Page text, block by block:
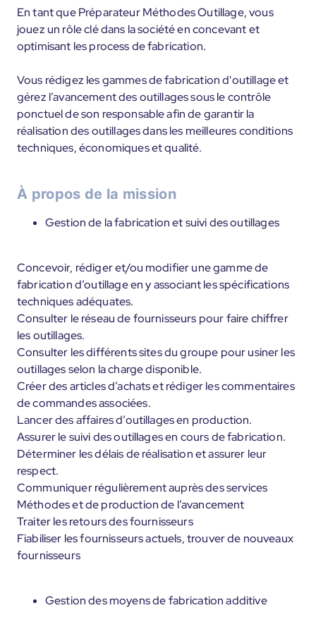
En tant que Préparateur Méthodes Outillage, vous
jouez un rôle clé dans la société en concevant et
optimisant les process de fabrication.
Vous rédigez les gammes de fabrication d'outillage et
gérez l’avancement des outillages sous le contrôle
ponctuel de son responsable afin de garantir la
réalisation des outillages dans les meilleures conditions
techniques, économiques et qualité.
À propos de la mission
Gestion de la fabrication et suivi des outillages
Concevoir, rédiger et/ou modifier une gamme de
fabrication d’outillage en y associant les spécifications
techniques adéquates.
Consulter le réseau de fournisseurs pour faire chiffrer
les outillages.
Consulter les différents sites du groupe pour usiner les
outillages selon la charge disponible.
Créer des articles d’achats et rédiger les commentaires
de commandes associées.
Lancer des affaires d’outillages en production.
Assurer le suivi des outillages en cours de fabrication.
Déterminer les délais de réalisation et assurer leur
respect.
Communiquer régulièrement auprès des services
Méthodes et de production de l’avancement
Traiter les retours des fournisseurs
Fiabiliser les fournisseurs actuels, trouver de nouveaux
fournisseurs
Gestion des moyens de fabrication additive